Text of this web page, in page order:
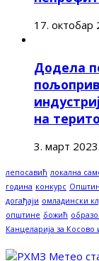
17. октобар
Додела
на
3. март 2023.
лепосавић локална
година конкурс
догађаји омладински
општине божић
Канцеларија за Косово